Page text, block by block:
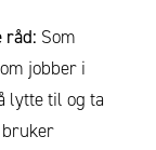
råd: Som
jobber i
lytte til og ta
bruker